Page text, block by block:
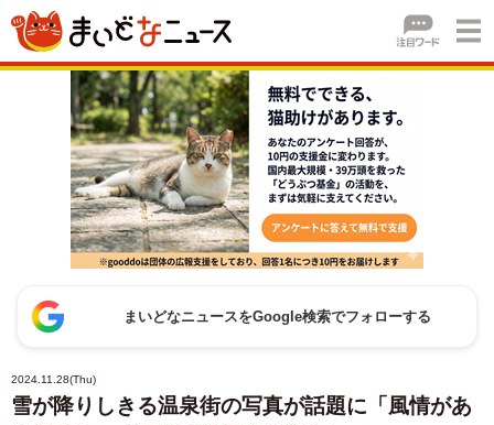
まいどなニュースをGoogle検索でフォローする
2024.11.28(Thu)
雪が降りしきる温泉街の写真が話題に「風情があ